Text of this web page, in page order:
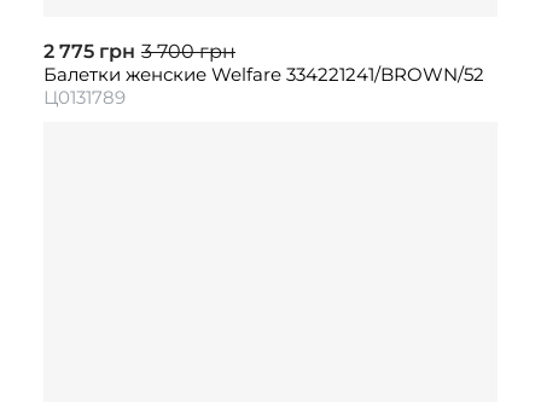
2 775 грн 3 700 грн
Балетки женские Welfare 334221241/BROWN/52
Ц0131789